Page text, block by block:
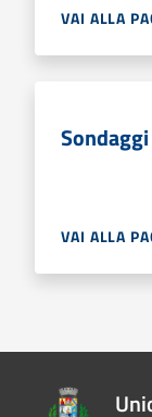
VAI ALLA
Sondaggi
VAI ALLA